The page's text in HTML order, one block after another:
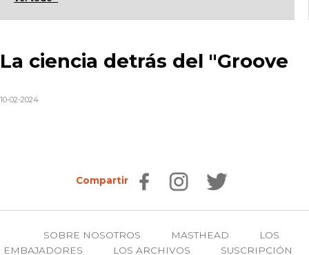
La ciencia detrás del "Groove
10-02-2024
Compartir
SOBRE NOSOTROS MASTHEAD
LOS
EMBAJADORES
LOS ARCHIVOS SUSCRIPCIÓN